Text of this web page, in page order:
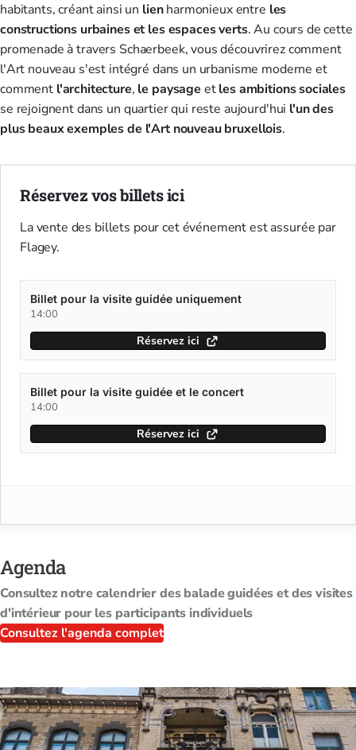
habitants, créant ainsi un lienharmonieux entre les
constructions urbaines et les espaces verts. Au cours de cette
promenade à travers Schaerbeek, vous découvrirez comment
l'Art nouveau s'est intégré dans un urbanisme moderne et
comment l'architecture, le paysage etles ambitions sociales
se rejoignent dans un quartier qui reste aujourd'hui l'un des
plus beaux exemples de l'Art nouveau bruxellois.
Réservez vos billets ici
La vente des billets pour cet événement est assurée par
Flagey.
Billet pour la visite guidée uniquement
14:00
Réservez ici
Billet pour la visite guidée et le concert
14:00
Réservez ici
Agenda
Consultez notre calendrier des balade guidées et des visites
d'intérieur pour les participants individuels
Consultez l'agenda complet